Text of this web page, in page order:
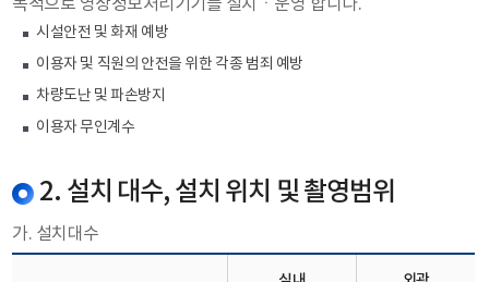
목적으로 영상정보처리기기를 설치ㆍ운영 합니다.
시설안전 및 화재 예방
이용자 및 직원의 안전을 위한 각종 범죄 예방
차량도난 및 파손방지
이용자 무인계수
2. 설치 대수, 설치 위치 및 촬영범위
가. 설치대수